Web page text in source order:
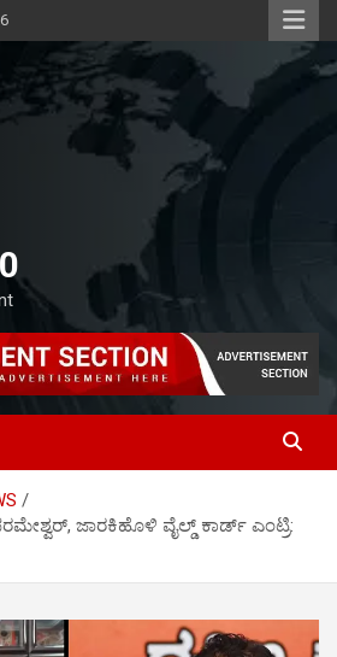
ಜಾರಕಿಹೊಳಿ ವೈಲ್ಡ್ ಕಾರ್ಡ್‌ ಎಂಟ್ರಿ: